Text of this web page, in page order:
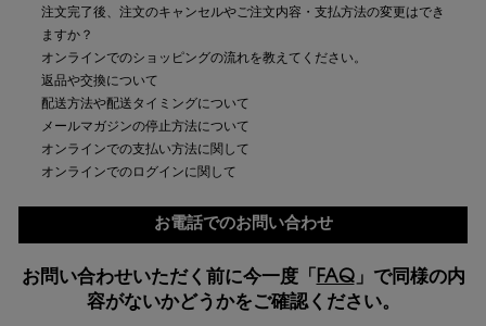
注文完了後、注文のキャンセルやご注文内容・支払方法の変更はでき
ますか？
オンラインでのショッピングの流れを教えてください。
返品や交換について
配送方法や配送タイミングについて
メールマガジンの停止方法について
オンラインでの支払い方法に関して
オンラインでのログインに関して
お電話でのお問い合わせ
お問い合わせいただく前に今一度「 FAQ」で同様の内
容がないかどうかをご確認ください。